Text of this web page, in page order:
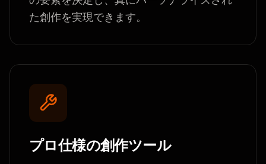
た創作を実現できます。
プロ仕様の創作ツール